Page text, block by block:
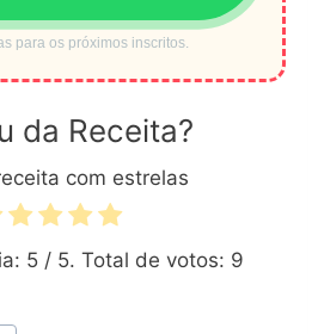
para os próximos inscritos.
da Receita?
com estrelas
5 / 5. Total de votos: 9